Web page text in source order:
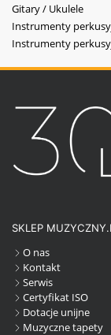
Gitary / Ukulele
Instrumenty
Instrumenty
SKLEP
O nas
Kontakt
Serwis
Certyfikat ISO
Dotacje unijne
Muzyczne tapety